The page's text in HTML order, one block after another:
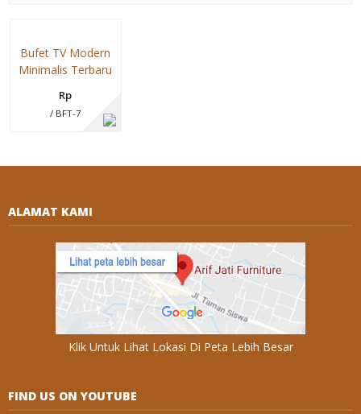
Bufet TV Modern
Minimalis Terbaru
Rp
/ BFT-7
ALAMAT KAMI
Klik Untuk Lihat Lokasi Di Peta Lebih Besar
FIND US ON YOUTUBE